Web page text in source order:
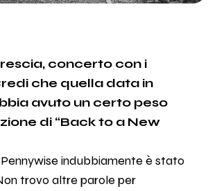
concerto con i
che quella data in
avuto un certo peso
di “Back to a New
indubbiamente è stato
trovo altre parole per